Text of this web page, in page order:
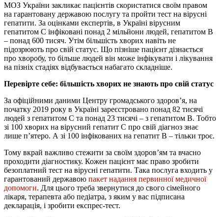
МОЗ України закликає пацієнтів скористатися своїм правом
на гарантовану державою послугу та пройти тест на вірусні
гепатити. За оцінками експертів, в Україні вірусним
гепатитом С інфіковані понад 2 мільйони людей, гепатитом В
– понад 600 тисяч. Утім більшість хворих навіть не
підозрюють про свій статус. Що пізніше пацієнт дізнається
про хворобу, то більше людей він може інфікувати і лікування
на пізніх стадіях відбувається набагато складніше.
Перевірте себе: більшість хворих не знають про свій статус
За офіційними даними Центру громадського здоров’я, на
початку 2019 року в Україні зареєстровано понад 82 тисячі
людей з гепатитом С та понад 23 тисячі – з гепатитом В. Тобто
зі 100 хворих на вірусний гепатит С про свій діагноз знає
лише п’ятеро. А зі 100 інфікованих на гепатит В – тільки троє.
Тому вкрай важливо стежити за своїм здоров’ям та вчасно
проходити діагностику. Кожен пацієнт має право зробити
безоплатний тест на вірусні гепатити. Така послуга входить у
гарантований державою пакет надання первинної медичної
допомоги. Для цього треба звернутися до свого сімейного
лікаря, терапевта або педіатра, з яким у вас підписана
декларація, і зробити експрес-тест.